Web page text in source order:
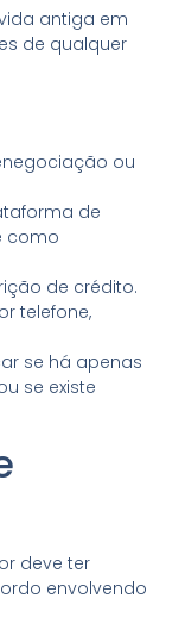
antiga em
de qualquer
ou
de
como
de crédito.
telefone,
se há apenas
se existe
deve ter
envolvendo